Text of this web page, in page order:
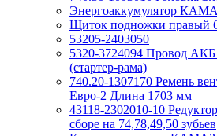
Энергоаккумулятор
Щиток подножки правый
53205-2403050
5320-3724094 Провод
(стартер-рама)
740.20-1307170 Ремень
Евро-2 Длина 1703 мм
43118-2302010-10
сборе на 74,78,49,50 зубьев